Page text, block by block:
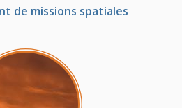
de missions spatiales